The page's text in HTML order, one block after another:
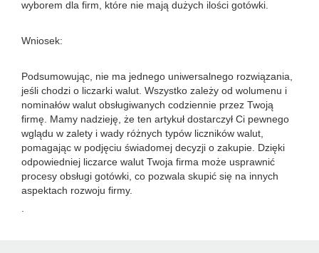
wyborem dla firm, które nie mają dużych ilości gotówki.
Wniosek:
Podsumowując, nie ma jednego uniwersalnego rozwiązania,
jeśli chodzi o liczarki walut. Wszystko zależy od wolumenu i
nominałów walut obsługiwanych codziennie przez Twoją
firmę. Mamy nadzieję, że ten artykuł dostarczył Ci pewnego
wglądu w zalety i wady różnych typów liczników walut,
pomagając w podjęciu świadomej decyzji o zakupie. Dzięki
odpowiedniej liczarce walut Twoja firma może usprawnić
procesy obsługi gotówki, co pozwala skupić się na innych
aspektach rozwoju firmy.